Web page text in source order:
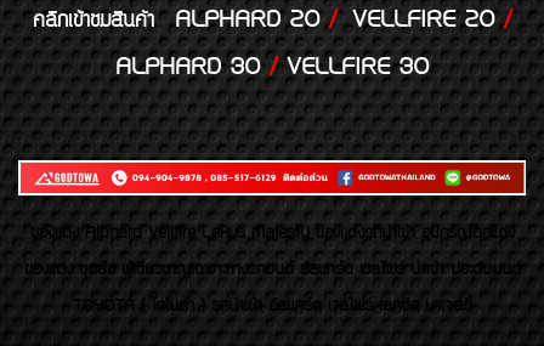
คลิกเข้าชมสินค้า ALPHARD 20/VELLFIRE 20/
ALPHARD 30/VELLFIRE 30
ของเเต่ง Alphard Vellfire Lexus Majesty ของเเต่งรถนำเข้า อุปกรณ์ตกแต่ง
ของแต่ง ชุดล้อ ผู้เชี่ยวชาญเฉพาะทางรถยนต์ อัลพาร์ด เวลไฟร์ นำเข้า ประดับยนต์
TOYOTA ( โตโยต้า ) รถนำเข้า อัลพาร์ด เวลไฟร์ เลกซัส มาเจสตี้